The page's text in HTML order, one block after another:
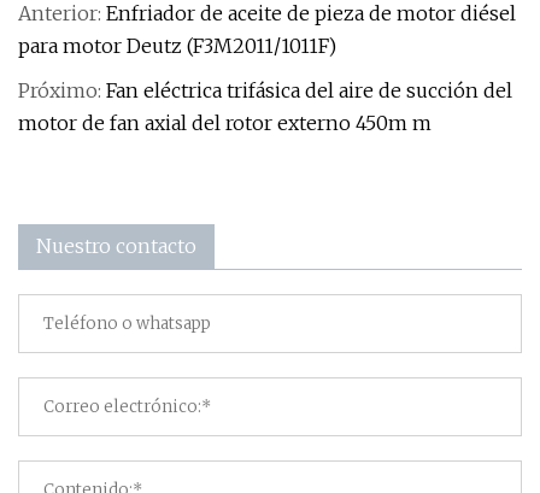
Anterior: Enfriador de aceite de pieza de motor diésel
para motor Deutz (F3M2011/1011F)
Próximo: Fan eléctrica trifásica del aire de succión del
motor de fan axial del rotor externo 450m m
Nuestro contacto